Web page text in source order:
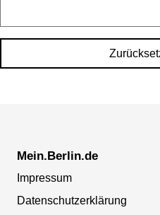
Mein.Berlin.de
Impressum
Datenschutzerklärung